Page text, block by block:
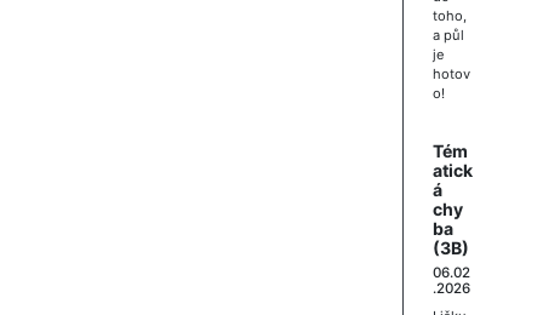
toho,
a půl
je
hotov
o!
Tém
atick
á
chy
ba
(3B)
06.02
.2026